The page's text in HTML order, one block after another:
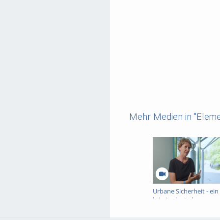
Mehr Medien in
Urbane Sicherheit - ein
kriminologisches